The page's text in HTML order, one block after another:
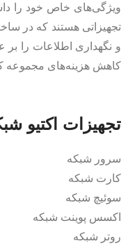
ویژگی‌های خاص خود را
تجهیزاتی هستند که در
و نگهداری اطلاعات را
کاهش هزینه‌های مجموعه
تجهیزات اکتیو
سرور شبکه
کارت شبکه
سوئیچ شبکه
اکسس پوینت شبکه
روتر شبکه